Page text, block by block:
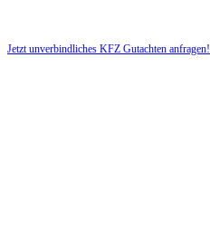
Jetzt unverbindliches KFZ Gutachten anfragen!